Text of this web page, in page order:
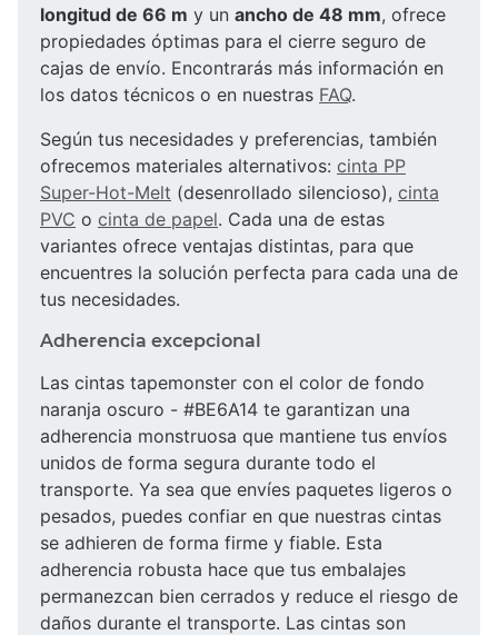
longitud de 66 m y un ancho de 48 mm, ofrece
propiedades óptimas para el cierre seguro de
cajas de envío. Encontrarás más información en
los datos técnicos o en nuestras FAQ.
Según tus necesidades y preferencias, también
ofrecemos materiales alternativos: cinta PP
Super-Hot-Melt (desenrollado silencioso), cinta
PVC o cinta de papel. Cada una de estas
variantes ofrece ventajas distintas, para que
encuentres la solución perfecta para cada una de
tus necesidades.
Adherencia excepcional
Las cintas tapemonster con el color de fondo
naranja oscuro - #BE6A14 te garantizan una
adherencia monstruosa que mantiene tus envíos
unidos de forma segura durante todo el
transporte. Ya sea que envíes paquetes ligeros o
pesados, puedes confiar en que nuestras cintas
se adhieren de forma firme y fiable. Esta
adherencia robusta hace que tus embalajes
permanezcan bien cerrados y reduce el riesgo de
daños durante el transporte. Las cintas son